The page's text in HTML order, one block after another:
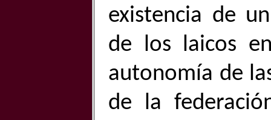
existencia de
de los laicos
autonomía de
de la